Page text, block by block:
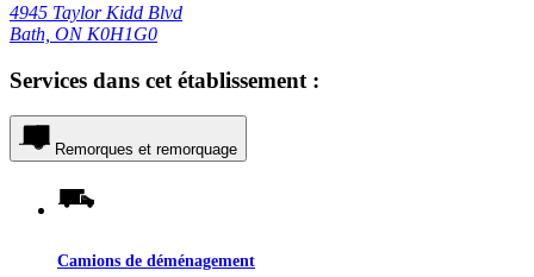
4945 Taylor Kidd Blvd
Bath, ON K0H1G0
Services dans cet établissement :
Remorques et remorquage
Camions de déménagement